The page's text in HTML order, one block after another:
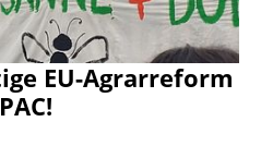
EU-Agrarreform